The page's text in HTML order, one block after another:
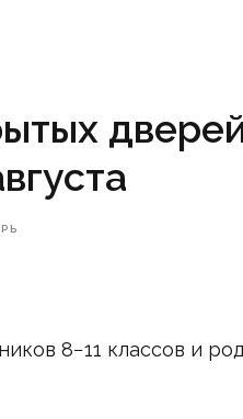
8−11 классов и